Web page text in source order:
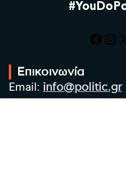
X
Επικοινωνία
Email: info@politic.gr
Τηλ: